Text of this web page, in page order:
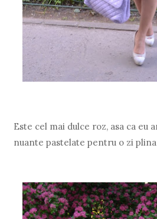
Este cel mai dulce roz, asa ca eu
nuante pastelate pentru o zi